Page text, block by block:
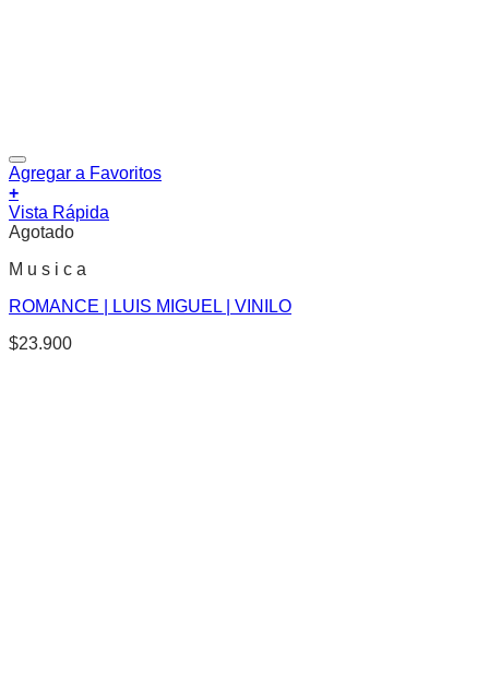
Agregar a Favoritos
+
Vista Rápida
Agotado
M u s i c a
ROMANCE | LUIS MIGUEL | VINILO
$23.900